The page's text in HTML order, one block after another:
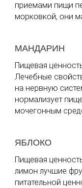
приемами пищи
морковкой, они
МАНДАРИН
Пищевая
Лечебные
на нервную
нормализует
мочегонным
ЯБЛОКО
Пищевая
лимон лучшие
питательной